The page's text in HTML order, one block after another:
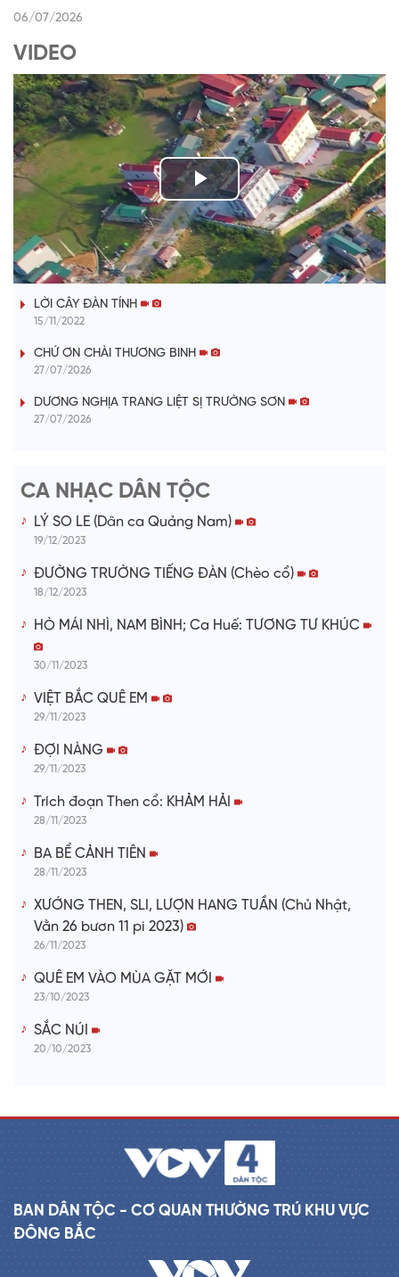
06/07/2026
VIDEO
P
l
a
V
i
e
o
TIẾNG TÍNH QUÊ HƯƠNG
LỜI CÂY ĐÀN TÍNH
15/11/2022
CHỨ ƠN CHÀI THƯƠNG BINH
27/07/2026
DƯƠNG NGHỊA TRANG LIỆT SỊ TRƯỜNG SƠN
27/07/2026
CA NHẠC DÂN TỘC
LÝ SO LE (Dân ca Quảng Nam)
19/12/2023
ĐƯỜNG TRƯỜNG TIẾNG ĐÀN (Chèo cổ)
18/12/2023
HÒ MÁI NHÌ, NAM BÌNH; Ca Huế: TƯƠNG TƯ KHÚC
30/11/2023
VIỆT BẮC QUÊ EM
29/11/2023
ĐỢI NÀNG
29/11/2023
Trích đoạn Then cổ: KHẢM HẢI
28/11/2023
BA BỂ CẢNH TIÊN
28/11/2023
XƯỚNG THEN, SLI, LƯỢN HANG TUẦN (Chủ Nhật,
Vằn 26 bươn 11 pi 2023)
26/11/2023
QUÊ EM VÀO MÙA GẶT MỚI
23/10/2023
SẮC NÚI
20/10/2023
BAN DÂN TỘC - CƠ QUAN THƯỜNG TRÚ KHU VỰC
ĐÔNG BẮC